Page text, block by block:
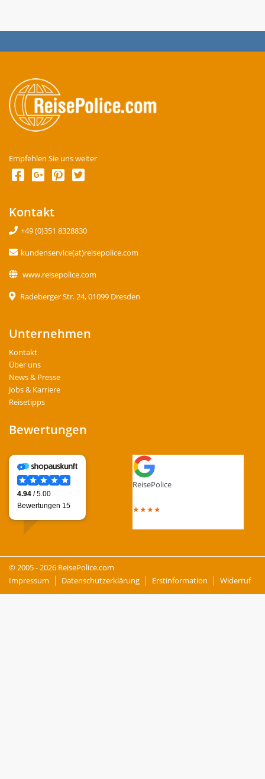
Empfehlen Sie uns weiter
Kontakt
+49 (0)351 8328830
kundenservice(at)reisepolice.com
www.reisepolice.com
Radeberger Str. 24, 01099 Dresden
Unternehmen
Kontakt
Über uns
News & Presse
Jobs & Karriere
Reisetipps
Bewertungen
ReisePolice
★★★★
© 2005 - 2026 ReisePolice.com
Impressum
Datenschutzerklärung Erstinformation Widerruf